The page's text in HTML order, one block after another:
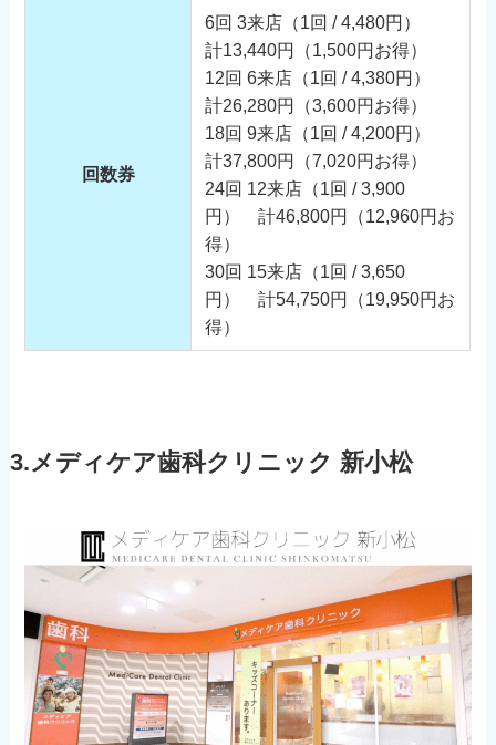
回数券
6回 3来店（1回 / 4,480円）
計13,440円（1,500円お得）
12回 6来店（1回 / 4,380円）
計26,280円（3,600円お得）
18回 9来店（1回 / 4,200円）
計37,800円（7,020円お得）
24回 12来店（1回 / 3,900
円） 計46,800円（12,960円お
得）
30回 15来店（1回 / 3,650
円） 計54,750円（19,950円お
得）
3.メディケア歯科クリニック 新小松